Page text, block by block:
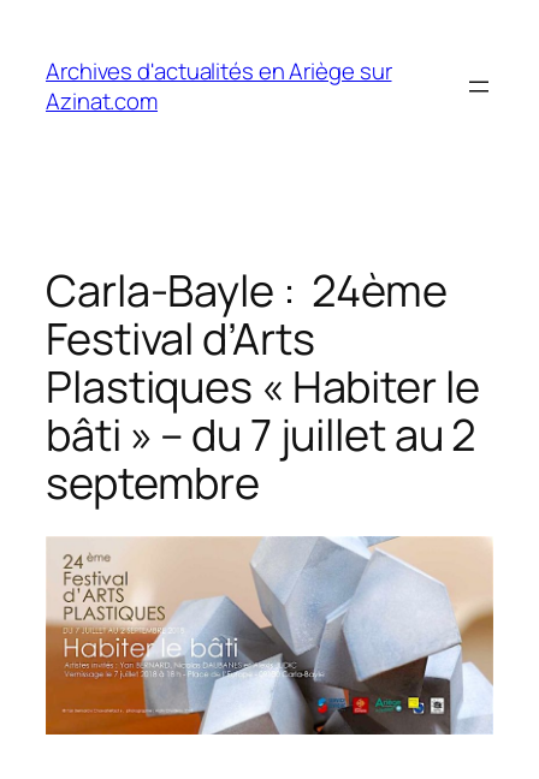
contenu
Archives d'actualités en Ariège sur
Azinat.com
Carla-Bayle : 24ème
Festival d’Arts
Plastiques « Habiter le
bâti » – du 7 juillet au 2
septembre